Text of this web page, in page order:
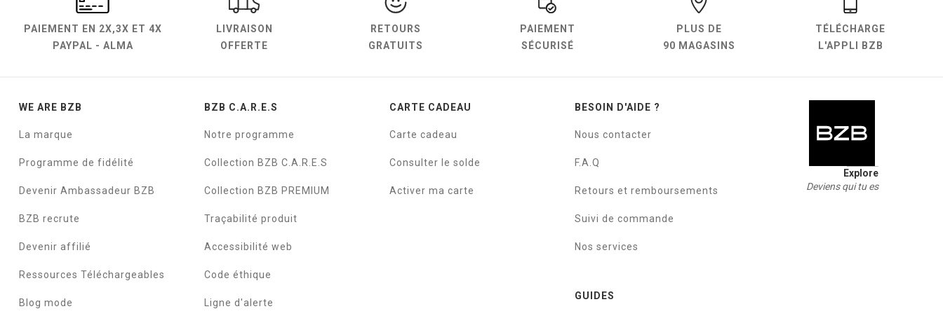
PAIEMENT EN 2X,3X ET 4X
PAYPAL - ALMA
LIVRAISON
OFFERTE
RETOURS
GRATUITS
PAIEMENT
SÉCURISÉ
PLUS DE
90 MAGASINS
TÉLÉCHARGE
L'APPLI BZB
WE ARE BZB
La marque
Programme de fidélité
Devenir Ambassadeur BZB
BZB recrute
Devenir affilié
Ressources Téléchargeables
Blog mode
BZB C.A.R.E.S
Notre programme
Collection BZB C.A.R.E.S
Collection BZB PREMIUM
Traçabilité produit
Accessibilité web
Code éthique
Ligne d'alerte
CARTE CADEAU
Carte cadeau
Consulter le solde
Activer ma carte
BESOIN D'AIDE ?
Nous contacter
F.A.Q
Retours et remboursements
Suivi de commande
Nos services
GUIDES
Explore
Deviens qui tu es